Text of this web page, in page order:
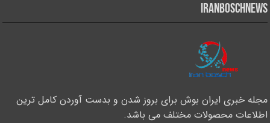
iranboschnews
مجله خبری ایران بوش برای بروز شدن و بدست آوردن کامل ترین
اطلاعات محصولات مختلف می باشد.